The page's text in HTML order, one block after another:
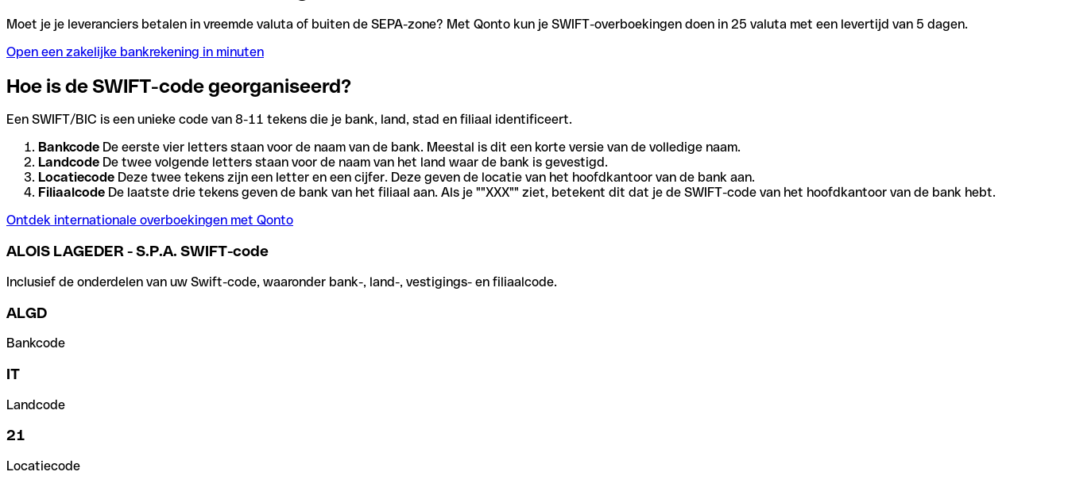
Moet je je leveranciers betalen in vreemde valuta of buiten de SEPA-zone? Met Qonto kun je SWIFT-overboekingen doen in 25 valuta met een levertijd van 5 dagen.
Open een zakelijke bankrekening in minuten
Hoe is de SWIFT-code georganiseerd?
Een SWIFT/BIC is een unieke code van 8-11 tekens die je bank, land, stad en filiaal identificeert.
Bankcode De eerste vier letters staan voor de naam van de bank. Meestal is dit een korte versie van de volledige naam.
Landcode De twee volgende letters staan voor de naam van het land waar de bank is gevestigd.
Locatiecode Deze twee tekens zijn een letter en een cijfer. Deze geven de locatie van het hoofdkantoor van de bank aan.
Filiaalcode De laatste drie tekens geven de bank van het filiaal aan. Als je ""XXX"" ziet, betekent dit dat je de SWIFT-code van het hoofdkantoor van de bank hebt.
Ontdek internationale overboekingen met Qonto
ALOIS LAGEDER - S.P.A. SWIFT-code
Inclusief de onderdelen van uw Swift-code, waaronder bank-, land-, vestigings- en filiaalcode.
ALGD
Bankcode
IT
Landcode
21
Locatiecode